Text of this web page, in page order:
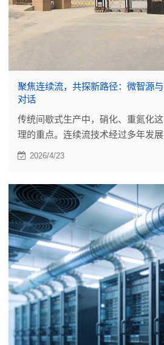
聚焦连续流，共探新路径：微智源
对话
传统间歇式生产中，硝化、重氮化
理的重点。连续流技术经过多年发
已有一些工业规模应用。
2026/4/23